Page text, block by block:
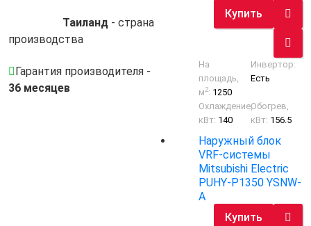
Таиланд - cтрана
производства
Гарантия производителя -
36 месяцев
Купить
На
площадь,
м2: 1250
Инвертор:
Есть
Охлаждение,
кВт: 140
Обогрев,
кВт: 156.5
Наружный блок
VRF-системы
Mitsubishi Electric
PUHY-P1350 YSNW-
A
Купить